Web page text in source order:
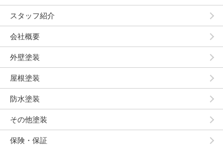
スタッフ紹介
会社概要
外壁塗装
屋根塗装
防水塗装
その他塗装
保険・保証